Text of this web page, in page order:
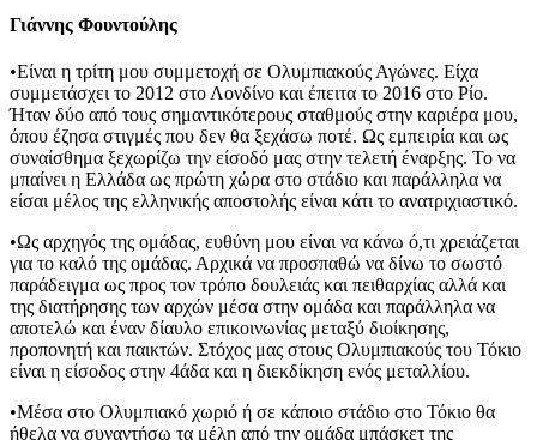
Γιάννης Φουντούλης
•Είναι η τρίτη μου συμμετοχή σε Ολυμπιακούς Αγώνες. Είχα
συμμετάσχει το 2012 στο Λονδίνο και έπειτα το 2016 στο Ρίο.
Ήταν δύο από τους σημαντικότερους σταθμούς στην καριέρα μου,
όπου έζησα στιγμές που δεν θα ξεχάσω ποτέ. Ως εμπειρία και ως
συναίσθημα ξεχωρίζω την είσοδό μας στην τελετή έναρξης. Το να
μπαίνει η Ελλάδα ως πρώτη χώρα στο στάδιο και παράλληλα να
είσαι μέλος της ελληνικής αποστολής είναι κάτι το ανατριχιαστικό.
•Ως αρχηγός της ομάδας, ευθύνη μου είναι να κάνω ό,τι χρειάζεται
για το καλό της ομάδας. Αρχικά να προσπαθώ να δίνω το σωστό
παράδειγμα ως προς τον τρόπο δουλειάς και πειθαρχίας αλλά και
της διατήρησης των αρχών μέσα στην ομάδα και παράλληλα να
αποτελώ και έναν δίαυλο επικοινωνίας μεταξύ διοίκησης,
προπονητή και παικτών. Στόχος μας στους Ολυμπιακούς του Τόκιο
είναι η είσοδος στην 4άδα και η διεκδίκηση ενός μεταλλίου.
•Μέσα στο Ολυμπιακό χωριό ή σε κάποιο στάδιο στο Τόκιο θα
ήθελα να συναντήσω τα μέλη από την ομάδα μπάσκετ της